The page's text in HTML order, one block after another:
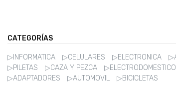
CATEGORÍAS
▷INFORMATICA ▷CELULARES ▷ELECTRONICA
▷PILETAS
▷CAZA Y PEZCA
▷ADAPTADORES
▷AUTOMOVIL ▷BICICLETAS